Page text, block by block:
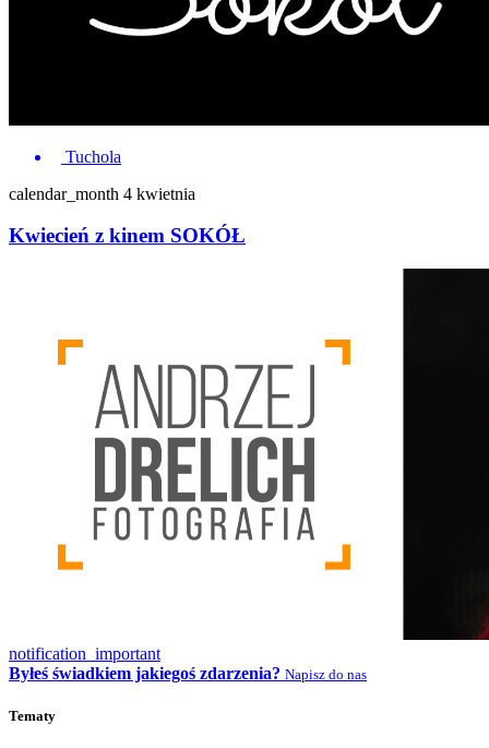
Tuchola
calendar_month 4 kwietnia
Kwiecień z kinem SOKÓŁ
notification_important
Byłeś świadkiem jakiegoś zdarzenia? Napisz do nas
Tematy